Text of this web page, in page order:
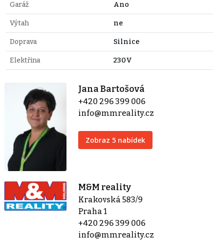
Garáž Ano
Výtah ne
Doprava Silnice
Elektřina 230V
Jana Bartošová
+420 296 399 006
info@mmreality.cz
Zobraz 5 nabídek
M&M reality
Krakovská 583/9
Praha 1
+420 296 399 006
info@mmreality.cz